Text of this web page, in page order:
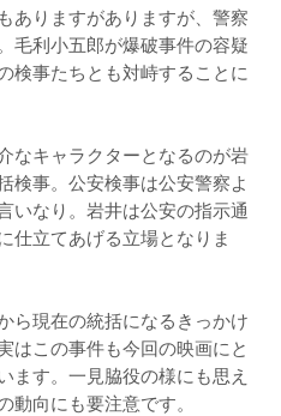
ありますがありますが、警察
毛利小五郎が爆破事件の容疑
検事たちとも対峙することに
なキャラクターとなるのが岩
検事。公安検事は公安警察よ
いなり。岩井は公安の指示通
仕立てあげる立場となりま
ら現在の統括になるきっかけ
はこの事件も今回の映画にと
ます。一見脇役の様にも思え
向にも要注意です。